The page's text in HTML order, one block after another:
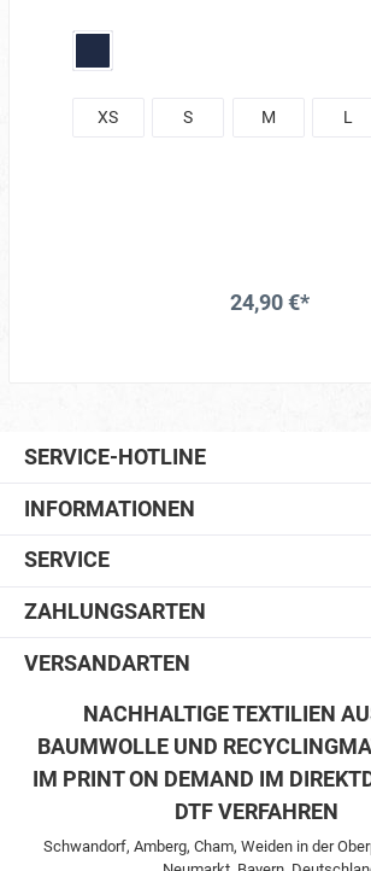
innenHochkrempel-Detail an den
bis 60 °C und für Industriewäsche
Baumwolle100 % Bio-BaumwolleOeko-
XS S M L
24,90 €*
SERVICE-HOTLINE
INFORMATIONEN
SERVICE
ZAHLUNGSARTEN
VERSANDARTEN
NACHHALTIGE TEXTILIEN
BAUMWOLLE UND
IM PRINT ON DEMAND IM
DTF VERFAHREN
Schwandorf, Amberg, Cham, Weiden in der